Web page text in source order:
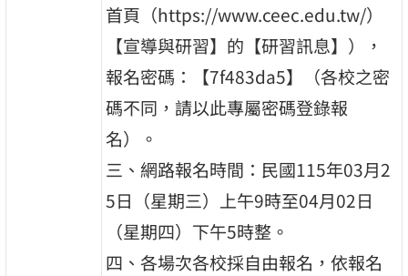
首頁（https://www.ceec.edu.tw/）
【宣導與研習】的【研習訊息】），
報名密碼：【7f483da5】（各校之密
碼不同，請以此專屬密碼登錄報
名）。
三、網路報名時間：民國115年03月2
5日（星期三）上午9時至04月02日
（星期四）下午5時整。
四、各場次各校採自由報名，依報名